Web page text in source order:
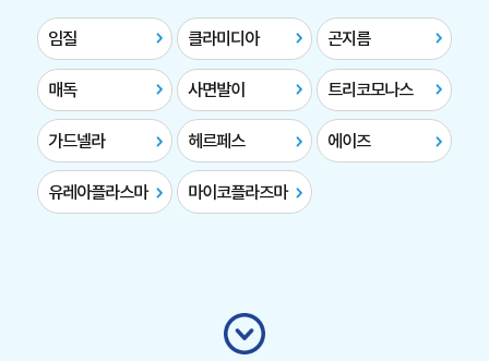
임질 클라미디아 곤지름
매독 사면발이 트리코모나스
가드넬라 헤르페스 에이즈
유레아플라스마 마이코플라즈마